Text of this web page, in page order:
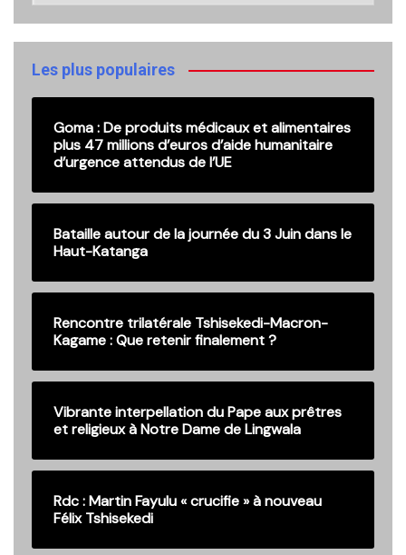
anciennes
publications
Les plus populaires
Goma : De produits médicaux et alimentaires
plus 47 millions d’euros d’aide humanitaire
d’urgence attendus de l’UE
Bataille autour de la journée du 3 Juin dans le
Haut-Katanga
Rencontre trilatérale Tshisekedi-Macron-
Kagame : Que retenir finalement ?
Vibrante interpellation du Pape aux prêtres
et religieux à Notre Dame de Lingwala
Rdc : Martin Fayulu « crucifie » à nouveau
Félix Tshisekedi